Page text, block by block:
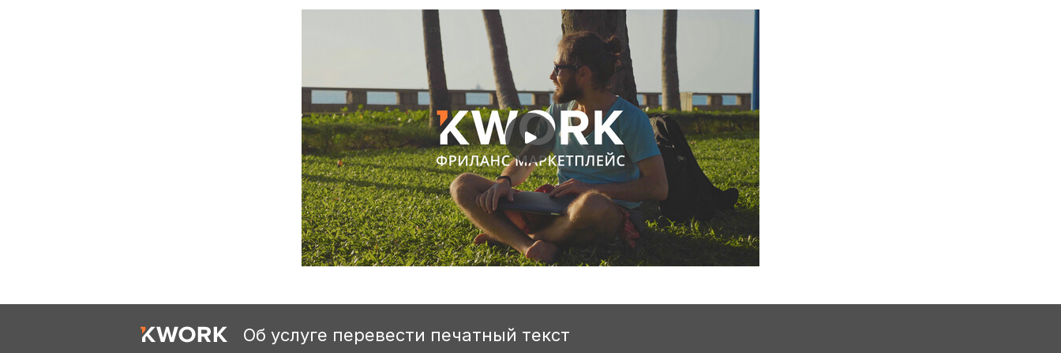
Об услуге перевести печатный текст